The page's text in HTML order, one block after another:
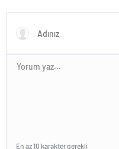
En az 10 karakter gerekli